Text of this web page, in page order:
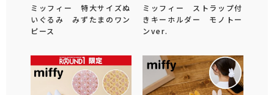
ミッフィー 特大サイズぬ
いぐるみ みずたまのワン
ピース
ミッフィー ストラップ付
きキーホルダー モノトー
ンver.